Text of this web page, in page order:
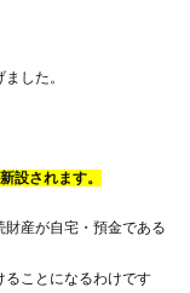
した。
設されます。
産が自宅・預金である
ることになるわけです